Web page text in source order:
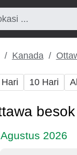
Kanada
Hari 10 Hari
besok
2026